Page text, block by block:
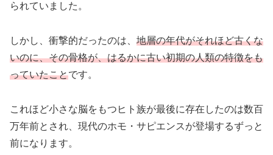
られていました。
しかし、衝撃的だったのは、 地層の年代がそれほど古くな
いのに、その骨格が、はるかに古い初期の人類の特徴をも
っていたことです。
これほど小さな脳をもつヒト族が最後に存在したのは数百
万年前とされ、現代のホモ・サピエンスが登場するずっと
前になります。